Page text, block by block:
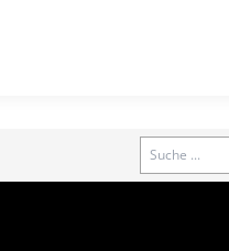
Search